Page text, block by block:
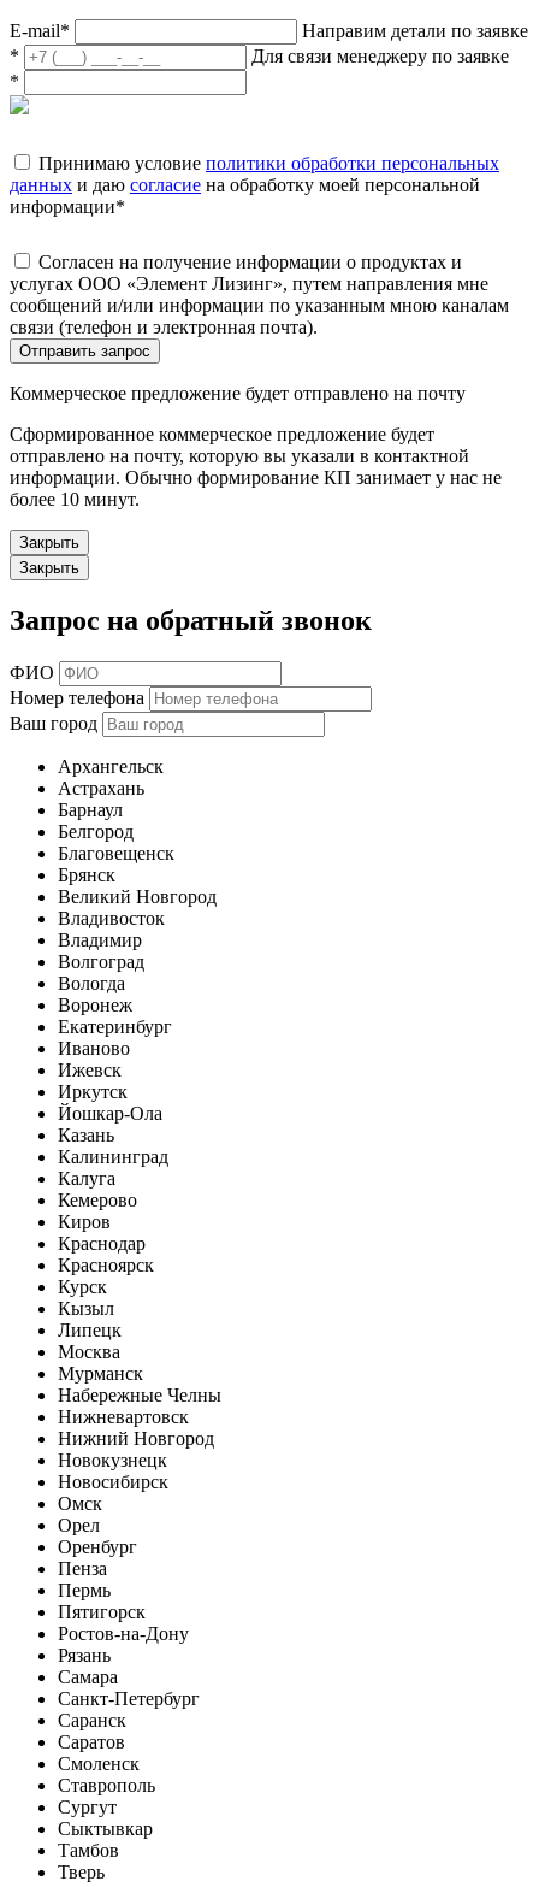
E-mail*
Направим детали по заявке
*
Для связи менеджеру по заявке
*
Принимаю условие политики обработки персональных
данных и даю согласие на обработку моей персональной
информации*
Согласен на получение информации о продуктах и
услугах ООО «Элемент Лизинг», путем направления мне
сообщений и/или информации по указанным мною каналам
связи (телефон и электронная почта).
Отправить запрос
Коммерческое предложение будет отправлено на почту
Сформированное коммерческое предложение будет
отправлено на почту, которую вы указали в контактной
информации. Обычно формирование КП занимает у нас не
более 10 минут.
Закрыть
Закрыть
Запрос на обратный звонок
ФИО
Номер телефона
Ваш город
Архангельск
Астрахань
Барнаул
Белгород
Благовещенск
Брянск
Великий Новгород
Владивосток
Владимир
Волгоград
Вологда
Воронеж
Екатеринбург
Иваново
Ижевск
Иркутск
Йошкар-Ола
Казань
Калининград
Калуга
Кемерово
Киров
Краснодар
Красноярск
Курск
Кызыл
Липецк
Москва
Мурманск
Набережные Челны
Нижневартовск
Нижний Новгород
Новокузнецк
Новосибирск
Омск
Орел
Оренбург
Пенза
Пермь
Пятигорск
Ростов-на-Дону
Рязань
Самара
Санкт-Петербург
Саранск
Саратов
Смоленск
Ставрополь
Сургут
Сыктывкар
Тамбов
Тверь